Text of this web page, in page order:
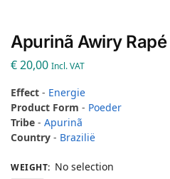
Apurinã Awiry Rapé
€20,00 Incl. VAT
Effect - Energie
Product Form - Poeder
Tribe - Apurinã
Country - Brazilië
WEIGHT: No selection